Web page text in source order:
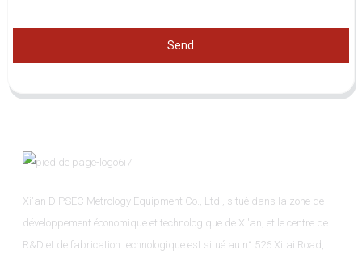
Send
Xi'an DIPSEC Metrology Equipment Co., Ltd., situé dans la zone de
développement économique et technologique de Xi'an, et le centre de
R&D et de fabrication technologique est situé au n° 526 Xitai Road,